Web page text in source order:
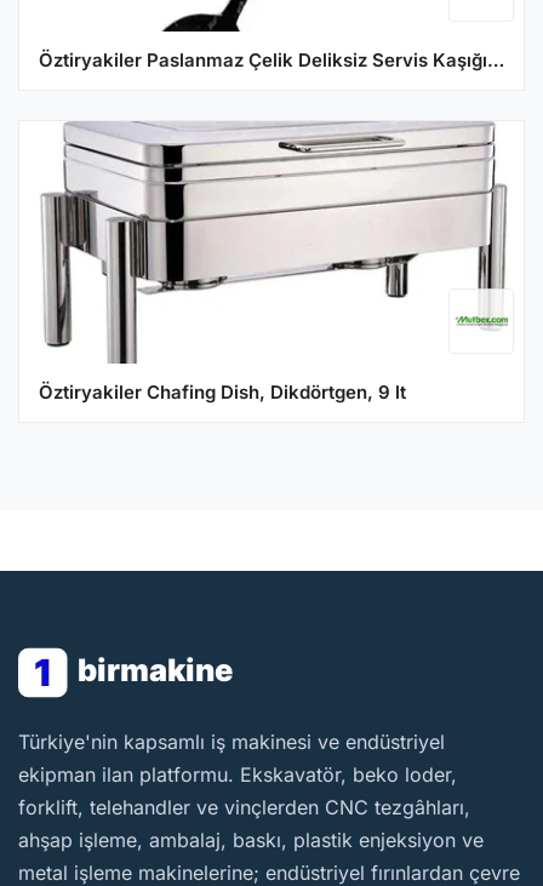
Öztiryakiler Paslanmaz Çelik Deliksiz Servis Kaşığı 30 cm
Öztiryakiler Chafing Dish, Dikdörtgen, 9 lt
1 birmakine
BirMakine
Türkiye'nin kapsamlı iş makinesi ve endüstriyel
ekipman ilan platformu. Ekskavatör, beko loder,
forklift, telehandler ve vinçlerden CNC tezgâhları,
ahşap işleme, ambalaj, baskı, plastik enjeksiyon ve
metal işleme makinelerine; endüstriyel fırınlardan çevre